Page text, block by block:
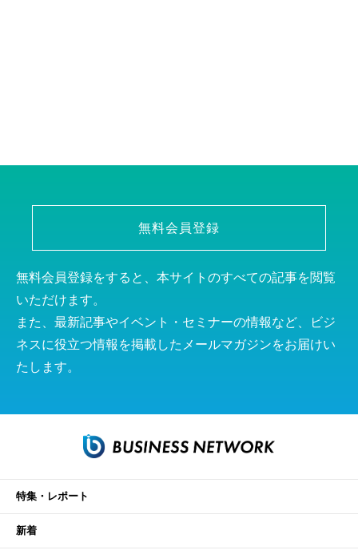
無料会員登録
無料会員登録をすると、本サイトのすべての記事を閲覧
いただけます。
また、最新記事やイベント・セミナーの情報など、ビジ
ネスに役立つ情報を掲載したメールマガジンをお届けい
たします。
特集・レポート
新着